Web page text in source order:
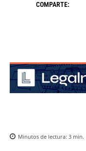
COMPARTE:
Minutos de lectura: 3 min.